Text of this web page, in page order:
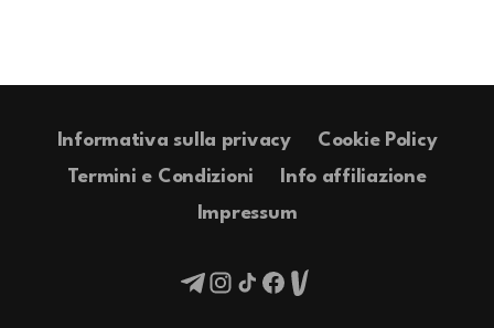
Informativa sulla privacy
Cookie Policy
Termini e Condizioni
Info affiliazione
Impressum